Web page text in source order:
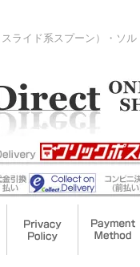
ライド系スプーン）・ソ